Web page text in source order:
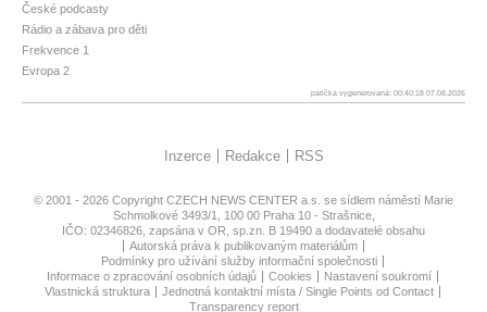
České podcasty
Rádio a zábava pro děti
Frekvence 1
Evropa 2
patička vygenerovaná: 00:40:18 07.08.2026
Inzerce Redakce RSS
© 2001 - 2026 Copyright CZECH NEWS CENTER a.s. se sídlem náměstí Marie
Schmolkové 3493/1, 100 00 Praha 10 - Strašnice,
IČO: 02346826, zapsána v OR, sp.zn. B 19490 a dodavatelé obsahu
Autorská práva k publikovaným materiálům
Podmínky pro užívání služby informační společnosti
Informace o zpracování osobních údajů
Cookies
Nastavení soukromí
Vlastnická struktura
Jednotná kontaktní místa / Single Points od Contact
Transparency report